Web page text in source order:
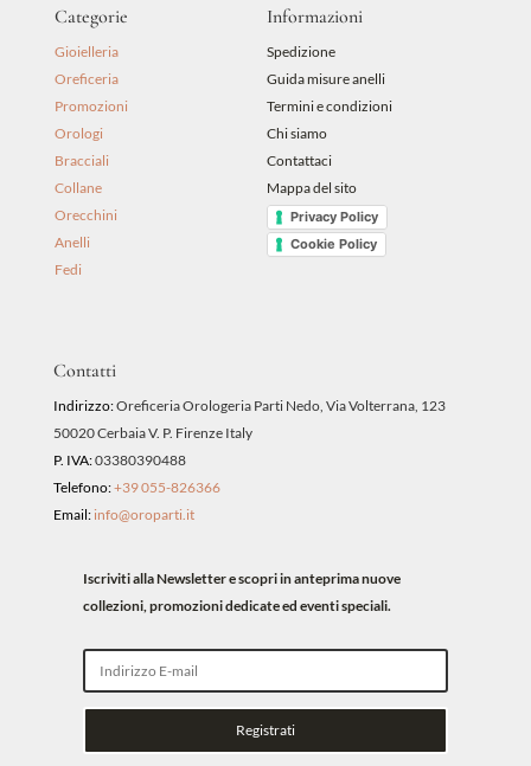
Categorie
Gioielleria
Oreficeria
Promozioni
Orologi
Bracciali
Collane
Orecchini
Anelli
Fedi
Informazioni
Spedizione
Guida misure anelli
Termini e condizioni
Chi siamo
Contattaci
Mappa del sito
Privacy Policy
Cookie Policy
Contatti
Indirizzo:Oreficeria Orologeria Parti Nedo, Via Volterrana, 123
50020 Cerbaia V. P. Firenze Italy
P. IVA:03380390488
Telefono:+39 055-826366
Email: info@oroparti.it
Iscriviti alla Newsletter e scopri in anteprima nuove
collezioni, promozioni dedicate ed eventi speciali.
Registrati